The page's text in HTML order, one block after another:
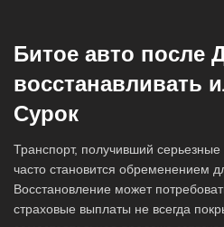
Битое авто после
восстанавливать
Сурок
Транспорт, получивший
часто становится обременением
Восстановление может
страховые выплаты не всегда